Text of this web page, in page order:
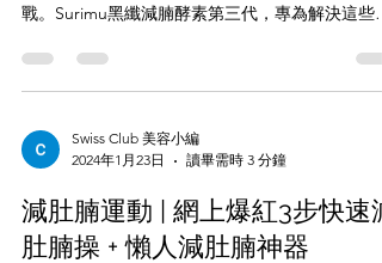
戰。Surimu黑纖減腩酵素第三代，專為解決這些問
減肥、減腩、燒脂、排毒、瘦身的目標，重拾自信
與活力。...
Swiss Club 美容小編
2024年1月23日
讀畢需時 3 分鐘
減肚腩運動 | 網上爆紅3步快速減
肚腩操 + 懶人減肚腩神器